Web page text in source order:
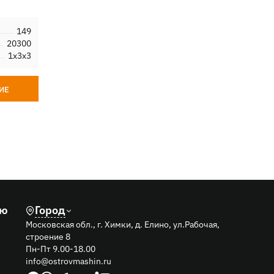
149
20300
1х3х3
Город
Московская обл., г. Химки, д. Елино, ул.Рабочая,
строение 8
Пн-Пт 9.00-18.00
info@ostrovmashin.ru